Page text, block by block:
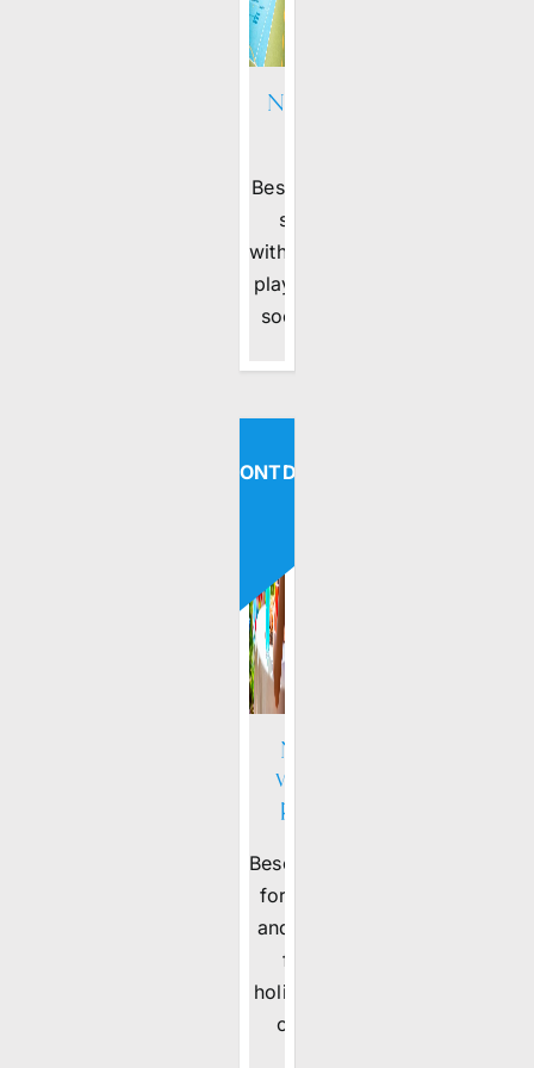
New sports
Beschrijving New
sports area
with multipurpose
playground for a
soccer and […]
ONTDEKKEN
New
water
park
Beschrijving
for young
and adults
for a
holiday full
of […]